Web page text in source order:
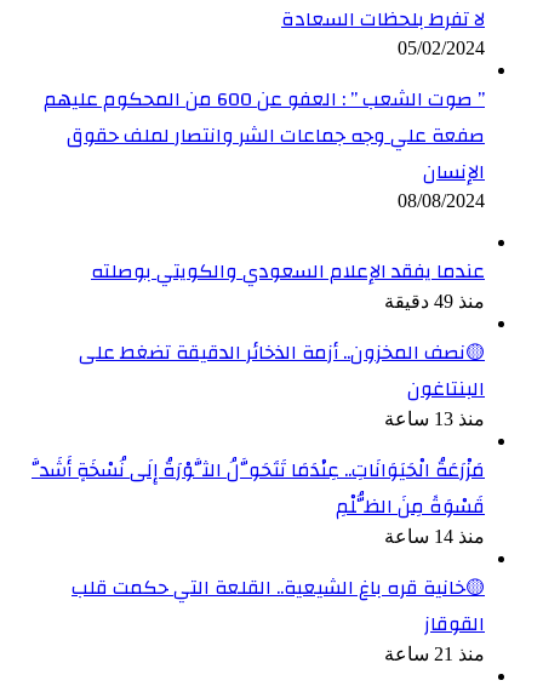
لا تفرط بلحظات السعادة
05/02/2024
” صوت الشعب ” : العفو عن 600 من المحكوم عليهم
صفعة علي وجه جماعات الشر وانتصار لملف حقوق
الإنسان
08/08/2024
عندما يفقد الإعلام السعودي والكويتي بوصلته
منذ 49 دقيقة
🟡نصف المخزون.. أزمة الذخائر الدقيقة تضغط على
البنتاغون
منذ 13 ساعة
مَزْرَعَةُ الْحَيَوَانَاتِ.. عِنْدَمَا تَتَحَوَّلُ الثَّوْرَةُ إِلَى نُسْخَةٍ أَشَدَّ
قَسْوَةً مِنَ الظُّلْمِ
منذ 14 ساعة
🟡خانية قره باغ الشيعية.. القلعة التي حكمت قلب
القوقاز
منذ 21 ساعة